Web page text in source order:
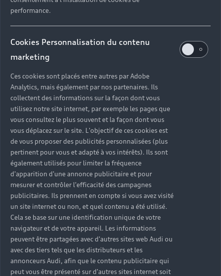
performance.
Cookies Personnalisation du contenu
marketing
Ces cookies sont placés entre autres par Adobe
Analytics, mais également par nos partenaires. Ils
collectent des informations sur la façon dont vous
utilisez notre site internet, par exemple les pages que
vous consultez le plus souvent et la façon dont vous
vous déplacez sur le site. L'objectif de ces cookies est
de vous proposer des publicités personnalisées (plus
pertinent pour vous et adapté à vos intérêts). Ils sont
également utilisés pour limiter la fréquence
d'apparition d'une annonce publicitaire et pour
mesurer et contrôler l'efficacité des campagnes
publicitaires. Ils prennent en compte si vous avez visité
un site internet ou non, et quel contenu a été utilisé.
Cela se base sur une identification unique de votre
navigateur et de votre appareil. Les informations
peuvent être partagées avec d'autres sites web Audi ou
avec des tiers tels que les distributeurs et les
annonceurs Audi, afin que le contenu publicitaire qui
peut vous être présenté sur d'autres sites internet soit